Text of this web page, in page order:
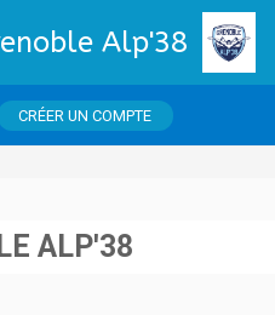
Alp'38
CRÉER UN COMPTE
ALP'38